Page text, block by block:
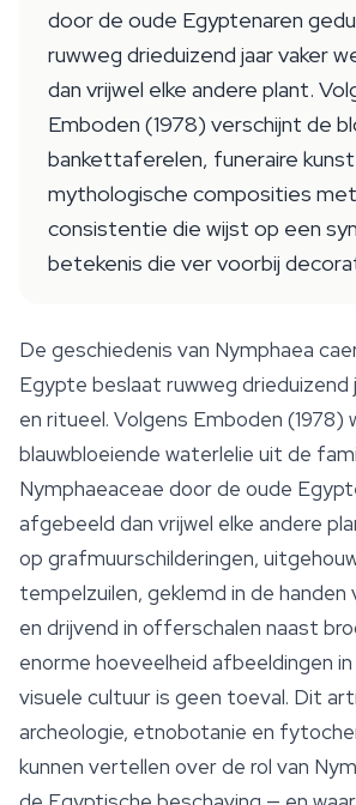
door de oude Egyptenaren
ruwweg drieduizend jaar vaker
dan vrijwel elke andere plant.
Emboden (1978) verschijnt de
bankettaferelen, funeraire
mythologische composities
consistentie die wijst op een
betekenis die ver voorbij
De geschiedenis van Nymphaea
Egypte beslaat ruwweg drieduizend
en ritueel. Volgens Emboden (1978)
blauwbloeiende waterlelie uit de
Nymphaeaceae door de oude
afgebeeld dan vrijwel elke andere
op grafmuurschilderingen,
tempelzuilen, geklemd in de handen
en drijvend in offerschalen naast
enorme hoeveelheid afbeeldingen
visuele cultuur is geen toeval. Dit
archeologie, etnobotanie en
kunnen vertellen over de rol van